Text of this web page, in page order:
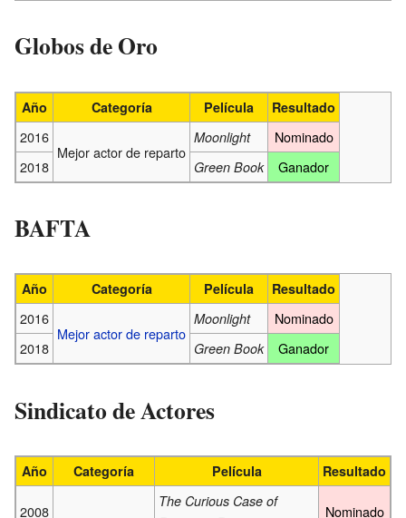
Globos de Oro
Año Categoría Película Resultado
2016
Mejor actor de reparto
Moonlight
Nominado
2018
Green Book Ganador
BAFTA
Año Categoría Película Resultado
2016
Mejor actor de reparto
Moonlight
Nominado
2018
Green Book Ganador
Sindicato de Actores
Año Categoría Película Resultado
2008
The Curious Case of
Nominado